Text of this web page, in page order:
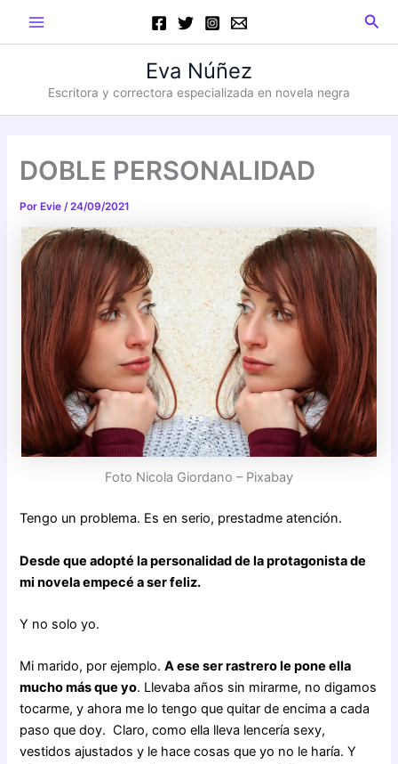
Main
Menu
Eva Núñez
Escritora y correctora especializada en novela negra
DOBLE PERSONALIDAD
PorEvie /24/09/2021
Foto Nicola Giordano – Pixabay
Tengo un problema. Es en serio, prestadme atención.
Desde que adopté la personalidad de la protagonista de
mi novela empecé a ser feliz.
Y no solo yo.
Mi marido, por ejemplo.A ese ser rastrero le pone ella
mucho más que yo. Llevaba años sin mirarme, no digamos
tocarme, y ahora me lo tengo que quitar de encima a cada
paso que doy. Claro, como ella lleva lencería sexy,
vestidos ajustados y le hace cosas que yo no le haría. Y